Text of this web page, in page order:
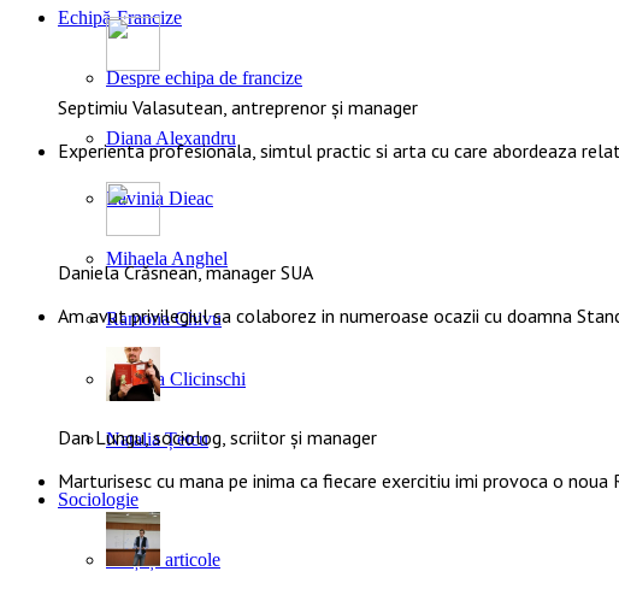
Echipă-Francize
Despre echipa de francize
Diana Alexandru
Lavinia Dieac
Mihaela Anghel
Ramona Chivu
Claudia Clicinschi
Natalia Țetcu
Sociologie
Cărți și articole
Septimiu Valasutean, antreprenor și manager
Experienta profesionala, simtul practic si arta cu care abordeaza
Daniela Crăsnean, manager SUA
Am avut privilegiul sa colaborez in numeroase ocazii cu doamna
Dan Lungu, sociolog, scriitor și manager
Marturisesc cu mana pe inima ca fiecare exercitiu imi provoca o noua